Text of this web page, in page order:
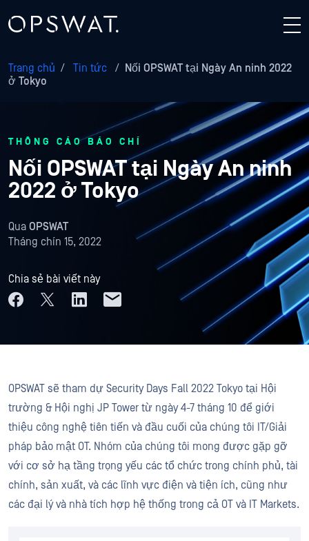
Trang chủ / Tin tức /
Nối OPSWAT tại Ngày An ninh 2022
ở Tokyo
THÔNG CÁO BÁO CHÍ
Nối OPSWAT tại Ngày An ninh
2022 ở Tokyo
Qua OPSWAT
Tháng chín 15, 2022
Chia sẻ bài viết này
OPSWAT sẽ tham dự Security Days Fall 2022 Tokyo tại Hội
trường & Hội nghị JP Tower từ ngày 4-7 tháng 10 để giới
thiệu công nghệ tiên tiến và đầu cuối của chúng tôi IT/Giải
pháp bảo mật OT. Nhóm của chúng tôi mong được gặp gỡ
với cơ sở hạ tầng trọng yếu các tổ chức trong chính phủ, tài
chính, sản xuất, và các lĩnh vực điện và tiện ích, cũng như
các đại lý và nhà tích hợp hệ thống trong cả OT và IT Markets.